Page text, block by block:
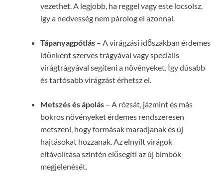
vezethet. A legjobb, ha reggel vagy este locsolsz,
így a nedvesség nem párolog el azonnal.
Tápanyagpótlás – A virágzási időszakban érdemes
időnként szerves trágyával vagy speciális
virágtrágyával segíteni a növényeket. Így dúsabb
és tartósabb virágzást érhetsz el.
Metszés és ápolás – A rózsát, jázmint és más
bokros növényeket érdemes rendszeresen
metszeni, hogy formásak maradjanak és új
hajtásokat hozzanak. Az elnyílt virágok
eltávolítása szintén elősegíti az új bimbók
megjelenését.